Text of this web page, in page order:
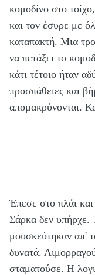
κομοδίνο στο
και τον έσυρε με
καταπακτή. Μια
να πετάξει το
κάτι τέτοιο ήταν
προσπάθειες και
απομακρύνονται.
Έπεσε στο πλάι
Σάρκα δεν υπήρχε.
μουσκεύτηκαν απ'
δυνατά.
σταματούσε. Η